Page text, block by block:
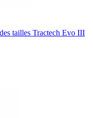
tailles Tractech Evo III